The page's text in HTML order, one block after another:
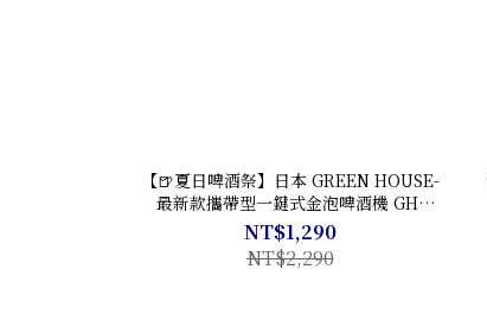
【🍺夏日啤酒祭】日本 GREEN HOUSE-
最新款攜帶型一鍵式金泡啤酒機 GH-
BEERMS
NT$1,290
NT$2,290